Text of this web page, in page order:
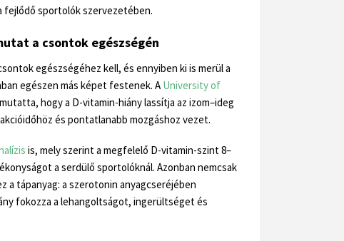
fejlődő sportolók szervezetében.
a csontok egészségén
egészségéhez kell, és ennyiben ki is merül a
egészen más képet festenek. A University of
hogy a D-vitamin-hiány lassítja az izom–ideg
és pontatlanabb mozgáshoz vezet.
is, mely szerint a megfelelő D-vitamin-szint 8–
a serdülő sportolóknál. Azonban nemcsak
a tápanyag: a szerotonin anyagcseréjében
fokozza a lehangoltságot, ingerültséget és